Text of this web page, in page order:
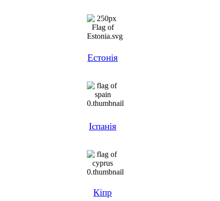
Естонія
Іспанія
Кіпр